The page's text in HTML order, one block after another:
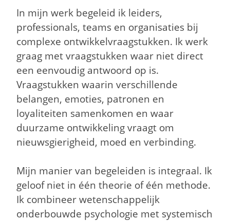
In mijn werk begeleid ik leiders,
professionals, teams en organisaties bij
complexe ontwikkelvraagstukken. Ik werk
graag met vraagstukken waar niet direct
een eenvoudig antwoord op is.
Vraagstukken waarin verschillende
belangen, emoties, patronen en
loyaliteiten samenkomen en waar
duurzame ontwikkeling vraagt om
nieuwsgierigheid, moed en verbinding.
Mijn manier van begeleiden is integraal. Ik
geloof niet in één theorie of één methode.
Ik combineer wetenschappelijk
onderbouwde psychologie met systemisch